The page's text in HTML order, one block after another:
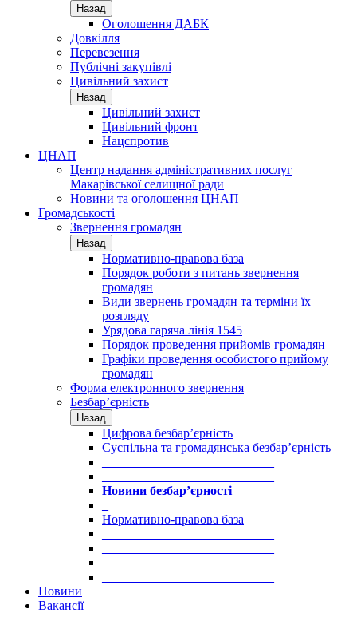
Назад
Оголошення ДАБК
Довкілля
Перевезення
Публічні закупівлі
Цивільний захист
Назад
Цивільний захист
Цивільний фронт
Нацспротив
ЦНАП
Центр надання адміністративних послуг
Макарівської селищної ради
Новини та оголошення ЦНАП
Громадськості
Звернення громадян
Назад
Нормативно-правова база
Порядок роботи з питань звернення
громадян
Види звернень громадян та терміни їх
розгляду
Урядова гаряча лінія 1545
Порядок проведення прийомів громадян
Графіки проведення особистого прийому
громадян
Форма електронного звернення
Безбар’єрність
Назад
Цифрова безбар’єрність
Суспільна та громадянська безбар’єрність
Новини безбар’єрності
Нормативно-правова база
Новини
Вакансії